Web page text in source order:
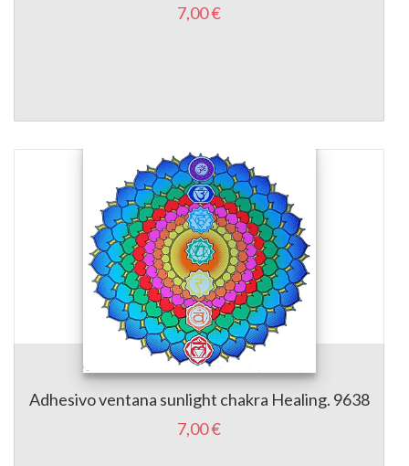
Adhesivo ventana sunlight chakra Healing. 9638
7,00 €